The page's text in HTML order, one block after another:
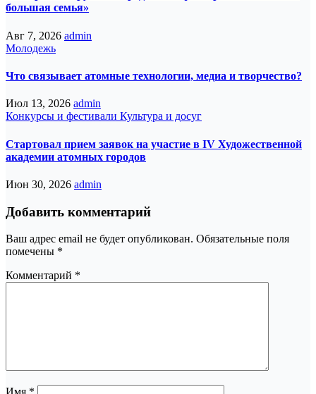
большая семья»
Авг 7, 2026 admin
Молодежь
Что связывает атомные технологии, медиа и творчество?
Июл 13, 2026 admin
Конкурсы и фестивали Культура и досуг
Стартовал прием заявок на участие в IV Художественной
академии атомных городов
Июн 30, 2026 admin
Добавить комментарий
Ваш адрес email не будет опубликован. Обязательные поля
помечены *
Комментарий *